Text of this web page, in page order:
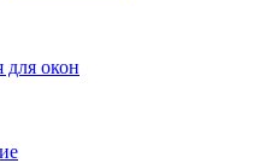
для окон